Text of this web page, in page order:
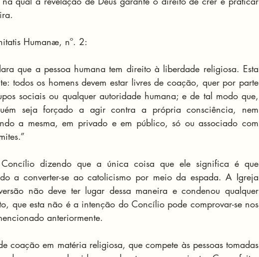
Humanæ, nº. 2:
que a pessoa humana tem direito à liberdade religiosa. Esta
todos os homens devem estar livres de coação, quer por parte
sociais ou qualquer autoridade humana; e de tal modo que,
seja forçado a agir contra a própria consciência, nem
a mesma, em privado e em público, só ou associado com
dizendo que a única coisa que ele significa é que
a converter-se ao catolicismo por meio da espada. A Igreja
não deve ter lugar dessa maneira e condenou qualquer
que esta não é a intenção do Concílio pode comprovar-se nos
anteriormente.
coação em matéria religiosa, que compete às pessoas tomadas